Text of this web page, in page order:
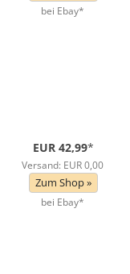
bei Ebay*
EUR 42,99*
Versand: EUR 0,00
Zum Shop »
bei Ebay*